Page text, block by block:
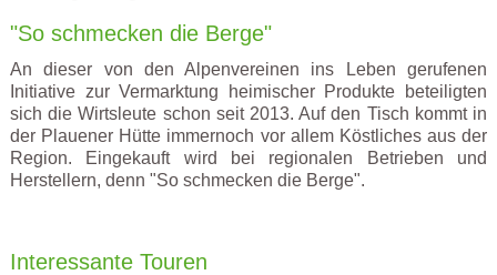
"So schmecken die Berge"
An dieser von den Alpenvereinen ins Leben gerufenen
Initiative zur Vermarktung heimischer Produkte beteiligten
sich die Wirtsleute schon seit 2013. Auf den Tisch kommt in
der Plauener Hütte immernoch vor allem Köstliches aus der
Region. Eingekauft wird bei regionalen Betrieben und
Herstellern, denn "So schmecken die Berge".
Interessante Touren